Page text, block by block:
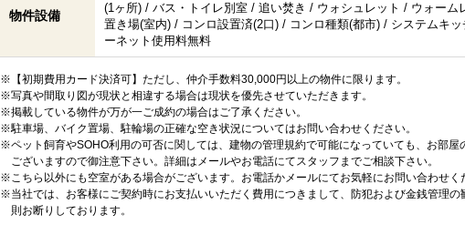
物件設備
(1ヶ所) / バス・トイレ別室 / 追い焚き / ウォシュレット / ウォーム
置き場(室内) / コンロ設置済(2口) / コンロ種類(都市) / システムキ
ーネット使用料無料
※【初期費用カード決済可】ただし、仲介手数料30,000円以上の物件に限ります。
※写真や間取り図が現状と相違する場合は現状を優先させていただきます。
※掲載している物件が万が一ご成約の場合はご了承ください。
※駐車場、バイク置場、駐輪場の正確な空き状況についてはお問い合わせください。
※ペット飼育やSOHO利用の可否に関しては、建物の管理規約で可能になっていても、お部屋
ございますので御注意下さい。詳細はメールやお電話にてスタッフまでご相談下さい。
※こちら以外にも空室がある場合がございます。お電話かメールにてお気軽にお問い合わせく
※当社では、お客様にご契約時にお支払いいただく費用につきまして、防犯および金銭管理
則お断りしております。